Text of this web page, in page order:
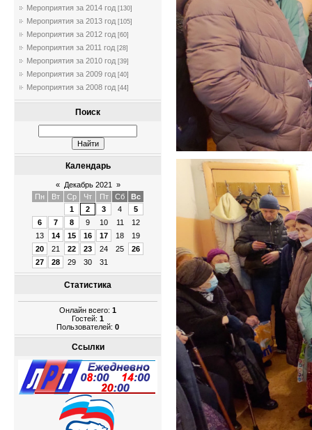
Мероприятия за 2014 год [130]
Мероприятия за 2013 год [105]
Мероприятия за 2012 год [60]
Мероприятия за 2011 год [28]
Мероприятия за 2010 год [39]
Мероприятия за 2009 год [40]
Мероприятия за 2008 год [44]
Поиск
Календарь
« Декабрь 2021
»
Пн
Вт Ср Чт Пт Сб
Вс
1
2 3 4
5
6
7 8 9 10 11
12
13
14 15 16 17 18
19
20
21 22 23 24 25
26
27
28 29 30 31
Статистика
Онлайн всего: 1
Гостей: 1
Пользователей: 0
Ссылки